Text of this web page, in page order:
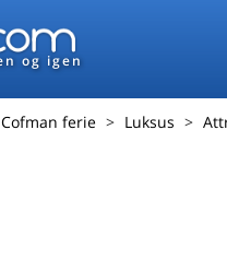
og igen
ferie Luksus